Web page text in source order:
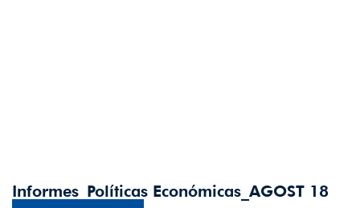
Informes_Políticas Económicas_AGOST 18